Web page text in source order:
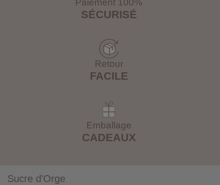
Paiement 100%
SÉCURISÉ
Retour
FACILE
Emballage
CADEAUX
Sucre d'Orge